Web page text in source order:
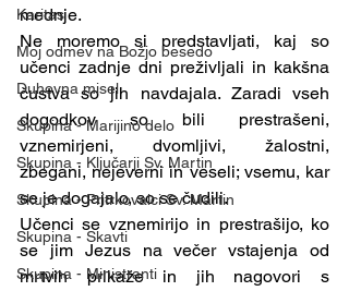
Karitas
Moj odmev na Božjo besedo
Duhovna misel
Skupina - Marijino delo
Skupina - Ključarji Sv. Martin
Skupina - Pritrkovalci Sv. Martin
Skupina - Skavti
Skupina - Ministranti
mednje.
Ne moremo si predstavljati, kaj so
učenci zadnje dni preživljali in kakšna
čustva so jih navdajala. Zaradi vseh
dogodkov so bili prestrašeni,
vznemirjeni, dvomljivi, žalostni,
zbegani, nejeverni in veseli; vsemu, kar
se je dogajalo, so se čudili.
Učenci se vznemirijo in prestrašijo, ko
se jim Jezus na večer vstajenja od
mrtvih prikaže in jih nagovori s